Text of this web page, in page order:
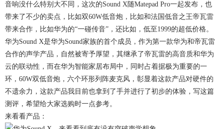
音响没什么特别大不同，这次的Sound X随Matepad Pro一起发布，也
带来了不少的卖点，比如双60W低音炮，比如和法国低音之王帝瓦雷
带来合作，比如华为的“一碰传音”，还比如，低至1999的超低价格。
华为Sound X是华为Sound家族的首个成员，作为第一款华为和帝瓦雷
合作的声学产品，自然被寄予厚望，其继承了帝瓦雷的高音质和华为
云的联动性，而在华为智能家居布局中，同时占着据极为重要的一
环，60W双低音炮，六个环形列阵麦克风，彰显着这款产品对硬件的
不遗余力，这款产品我目前也拿到了手并进行了初步的体验，写这篇
测评，希望给大家选购时一点参考。
来看看产品：